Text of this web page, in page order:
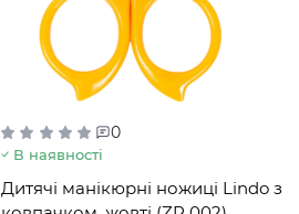
0
В наявності
Дитячі манікюрні ножиці Lindo з